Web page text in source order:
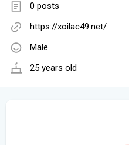
0 posts
https://xoilac49.net/
Male
25 years old